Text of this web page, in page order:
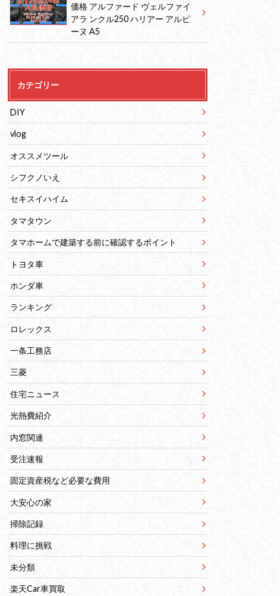
価格 アルファード ヴェルファイ
アラ ンクル250 ハリアー アルピ
ーヌ A5
カテゴリー
DIY
vlog
オススメツール
シフクノいえ
セキスイハイム
タマタウン
タマホームで建築する前に確認するポイント
トヨタ車
ホンダ車
ランキング
ロレックス
一条工務店
三菱
住宅ニュース
光熱費紹介
内窓関連
受注速報
固定資産税など必要な費用
大安心の家
掃除記録
料理に挑戦
未分類
楽天Car車買取